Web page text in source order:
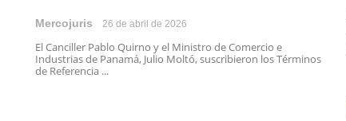
Mercojuris 26 de abril de 2026
El Canciller Pablo Quirno y el Ministro de Comercio e
Industrias de Panamá, Julio Moltó, suscribieron los Términos
de Referencia ...